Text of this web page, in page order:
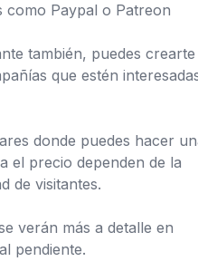
como Paypal o Patreon
también, puedes crearte
que estén
donde puedes hacer
el precio dependen de la
de visitantes.
verán más a detalle en
pendiente.